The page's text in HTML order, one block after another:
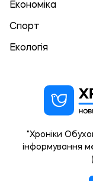
Економіка
Спорт
Екологія
"Хроніки
інформування